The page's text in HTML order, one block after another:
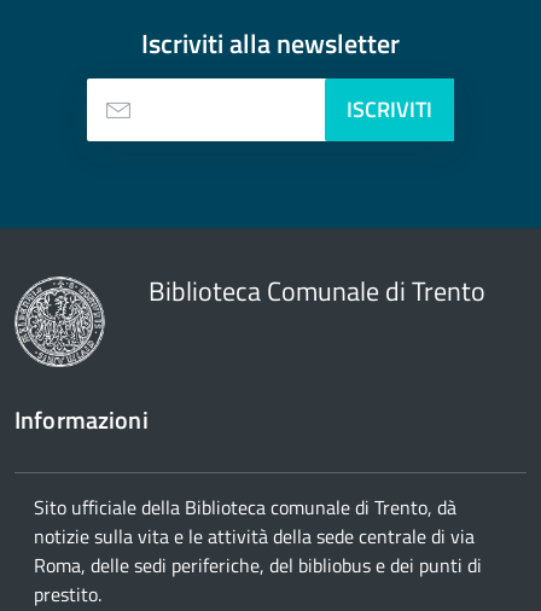
Iscriviti allanewsletter
ISCRIVITI
Biblioteca Comunale di Trento
Informazioni
Sito ufficiale della Biblioteca comunale di Trento, dà
notizie sulla vita e le attività della sede centrale di via
Roma, delle sedi periferiche, del bibliobus e dei punti di
prestito.